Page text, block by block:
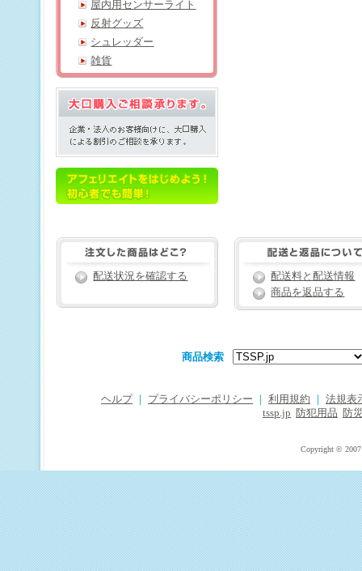
屋内用センサーライト
反射グッズ
シュレッダー
雑貨
配送状況を確認する
配送料と配送情報
商品を返品する
商品検索
ヘルプ プライバシーポリシー 利用規約
法規表
tssp.jp
防犯用品 防
Copyright © 2007